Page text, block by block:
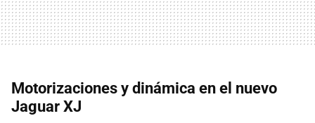
Motorizaciones y dinámica en el nuevo
Jaguar XJ